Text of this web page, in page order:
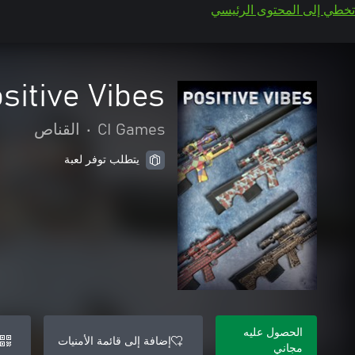
تخطي إلى المحتوى الرئيسي
Vibes
CI Games
• القناص
يتطلب توفر لعبة
الحصول عليه
مجاني
إضافة إلى قائمة الأمنيات